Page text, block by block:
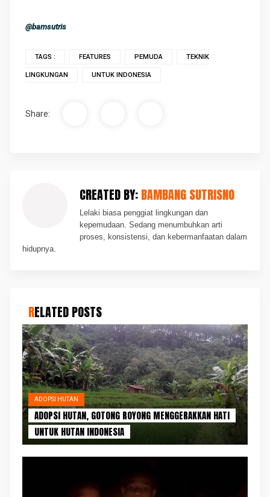
@bamsutris
TAGS : FEATURES PEMUDA TEKNIK
LINGKUNGAN UNTUK INDONESIA
Share:
CREATED BY:BAMBANG SUTRISNO
Lelaki biasa penggiat lingkungan dan
kepemudaan. Sedang menumbuhkan arti
proses, konsistensi, dan kebermanfaatan dalam
hidupnya.
RELATED POSTS
ADOPSI HUTAN
ADOPSI HUTAN, GOTONG ROYONG MENGGERAKKAN HATI
UNTUK HUTAN INDONESIA